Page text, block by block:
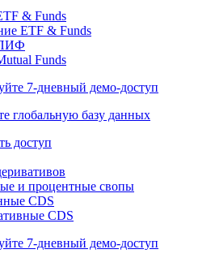
глобальную базу данных
доступ
ETF & Funds
Funds
7-дневный
глобальную базу данных
доступ
и процентные свопы